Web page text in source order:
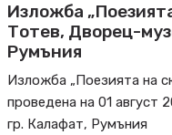
Изложба
Тотев, Дворец-
Румъния
Изложба „Поезията на
проведена на 01 август
гр. Калафат, Румъния